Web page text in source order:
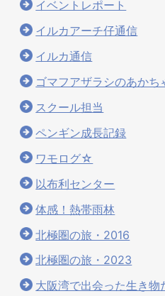
イベントレポート
イルカアーチ仔通信
イルカ通信
ゴマフアザラシのあか
スクール担当
ペンギン成長記録
ワモログ☆
以布利センター
体感！熱帯雨林
北極圏の旅・2016
北極圏の旅・2023
大阪湾で出会った生き物